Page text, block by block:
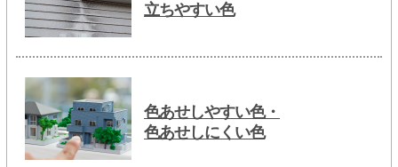
立ちやすい色
色あせしやすい色・
色あせしにくい色